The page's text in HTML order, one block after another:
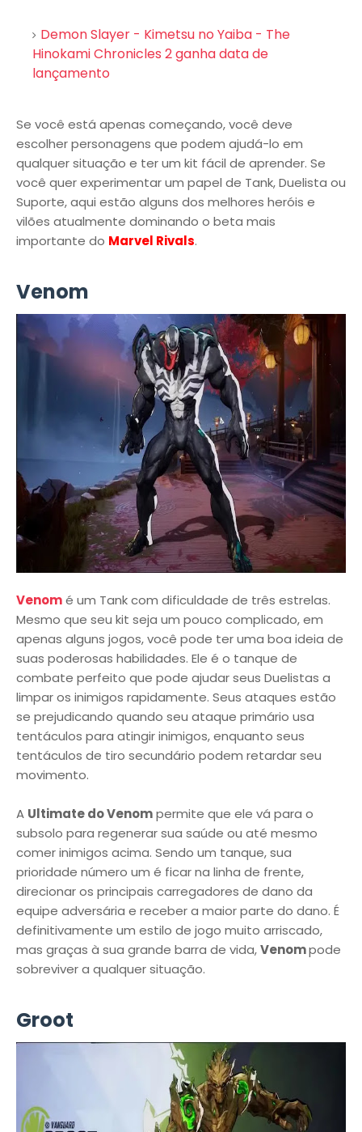
Demon Slayer - Kimetsu no Yaiba - The
Hinokami Chronicles 2 ganha data de
lançamento
Se você está apenas começando, você deve
escolher personagens que podem ajudá-lo em
qualquer situação e ter um kit fácil de aprender. Se
você quer experimentar um papel de Tank, Duelista ou
Suporte, aqui estão alguns dos melhores heróis e
vilões atualmente dominando o beta mais
importante do Marvel Rivals.
Venom
Venomé um Tank com dificuldade de três estrelas.
Mesmo que seu kit seja um pouco complicado, em
apenas alguns jogos, você pode ter uma boa ideia de
suas poderosas habilidades. Ele é o tanque de
combate perfeito que pode ajudar seus Duelistas a
limpar os inimigos rapidamente. Seus ataques estão
se prejudicando quando seu ataque primário usa
tentáculos para atingir inimigos, enquanto seus
tentáculos de tiro secundário podem retardar seu
movimento.
A Ultimate do Venompermite que ele vá para o
subsolo para regenerar sua saúde ou até mesmo
comer inimigos acima. Sendo um tanque, sua
prioridade número um é ficar na linha de frente,
direcionar os principais carregadores de dano da
equipe adversária e receber a maior parte do dano. É
definitivamente um estilo de jogo muito arriscado,
mas graças à sua grande barra de vida,Venompode
sobreviver a qualquer situação.
Groot